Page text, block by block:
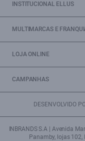
INSTITUCIONAL ELLUS
MULTIMARCAS E
LOJA ONLINE
CAMPANHAS
DESENVOLVIDO
INBRANDS S.A | Avenida
Panamby, lojas 102,